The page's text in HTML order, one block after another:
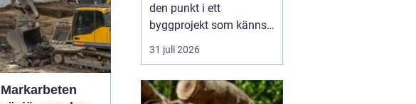
Markarbeten
den punkt i ett
byggprojekt som känns
mest osäker. Frågorna
hopar sig: vilka
länge tar det, vad säger
31 juli 2026